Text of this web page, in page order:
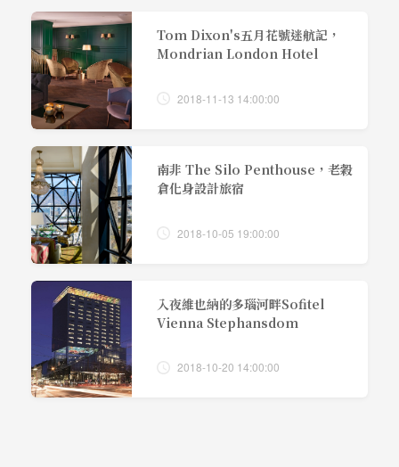
Tom Dixon's五月花號迷航記，
Mondrian London Hotel
2018-11-13 14:00:00
南非 The Silo Penthouse，老穀
倉化身設計旅宿
2018-10-05 19:00:00
入夜維也納的多瑙河畔Sofitel
Vienna Stephansdom
2018-10-20 14:00:00